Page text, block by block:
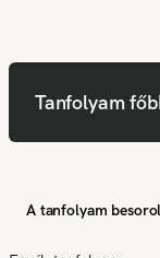
Tanfolyam
A tanfolyam